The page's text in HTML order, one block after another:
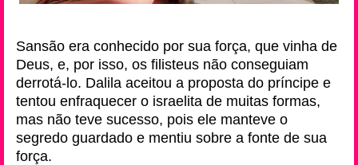
Sansão era conhecido por sua força, que vinha de
Deus, e, por isso, os filisteus não conseguiam
derrotá-lo. Dalila aceitou a proposta do príncipe e
tentou enfraquecer o israelita de muitas formas,
mas não teve sucesso, pois ele manteve o
segredo guardado e mentiu sobre a fonte de sua
força.